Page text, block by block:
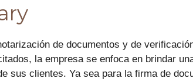
de documentos y de
la empresa se enfoca en brindar
sus clientes. Ya sea para la firma de